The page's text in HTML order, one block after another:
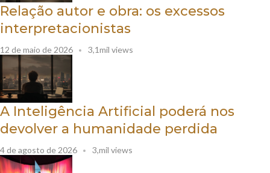
Relação autor e obra: os excessos
interpretacionistas
12 de maio de 2026 3,1mil views
A Inteligência Artificial poderá nos
devolver a humanidade perdida
4 de agosto de 2026 3,mil views